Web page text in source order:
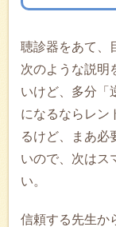
聴診器をあて、
次のような説明
いけど、多分「
になるならレン
るけど、まあ必
いので、次はス
い。
信頼する先生か